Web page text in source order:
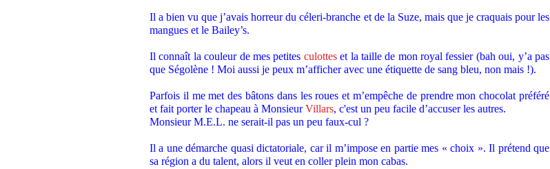
Il a bien vu que j’avais horreur du céleri-branche et de la Suze, mais que je craquais pour les
mangues et le Bailey’s.
Il connaît la couleur de mes petites culotteset la taille de mon royal fessier (bah oui, y’a pas
que Ségolène ! Moi aussi je peux m’afficher avec une étiquette de sang bleu, non mais !).
Parfois il me met des bâtons dans les roues et m’empêche de prendre mon chocolat préféré
et fait porter le chapeau à MonsieurVillars, c'est un peu facile d’accuser les autres.
Monsieur M.E.L. ne serait-il pas un peu faux-cul ?
Il a une démarche quasi dictatoriale, car il m’impose en partie mes « choix ». Il prétend que
sa région a du talent, alors il veut en coller plein mon cabas.